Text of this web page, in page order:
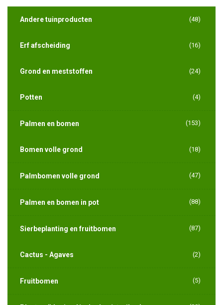
Andere tuinproducten (48)
Erf afscheiding (16)
Grond en meststoffen (24)
Potten (4)
Palmen en bomen (153)
Bomen volle grond (18)
Palmbomen volle grond (47)
Palmen en bomen in pot (88)
Sierbeplanting en fruitbomen (87)
Cactus - Agaves (2)
Fruitbomen (5)